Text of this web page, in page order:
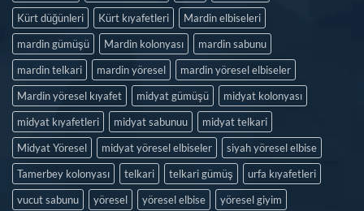
Kürt düğünleri
Kürt kıyafetleri
Mardin elbiseleri
mardin gümüşü
Mardin kolonyası
mardin sabunu
mardin telkari
mardin yöresel
mardin yöresel elbiseler
Mardin yöresel kıyafet
midyat gümüşü
midyat kolonyası
midyat kıyafetleri
midyat sabunuu
midyat telkari
Midyat Yöresel
midyat yöresel elbiseler
siyah yöresel elbise
Tamerbey kolonyası
telkari telkari gümüş
urfa kıyafetleri
vucut sabunu
yöresel yöresel elbise
yöresel giyim